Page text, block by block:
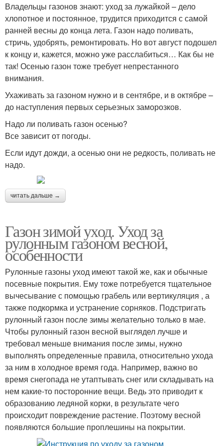
Владельцы газонов знают: уход за лужайкой – дело
хлопотное и постоянное, трудится приходится с самой
ранней весны до конца лета. Газон надо поливать,
стричь, удобрять, ремонтировать. Но вот август подошел
к концу и, кажется, можно уже расслабиться… Как бы не
так! Осенью газон тоже требует непрестанного
внимания.
Ухаживать за газоном нужно и в сентябре, и в октябре –
до наступления первых серьезных заморозков.
Надо ли поливать газон осенью?
Все зависит от погоды.
Если идут дожди, а осенью они не редкость, поливать не
надо.
читать дальше →
Газон зимой уход. Уход за
рулонным газоном весной,
особенности
Рулонные газоны уход имеют такой же, как и обычные
посевные покрытия. Ему тоже потребуется тщательное
вычесывание с помощью грабель или вертикуляция , а
также подкормка и устранение сорняков. Подстригать
рулонный газон после зимы желательно только в мае.
Чтобы рулонный газон весной выглядел лучше и
требовал меньше внимания после зимы, нужно
выполнять определенные правила, относительно ухода
за ним в холодное время года. Например, важно во
время снегопада не утаптывать снег или складывать на
нем какие-то посторонние вещи. Ведь это приводит к
образованию ледяной корки, в результате чего
происходит повреждение растение. Поэтому весной
появляются большие проплешины на покрытии.